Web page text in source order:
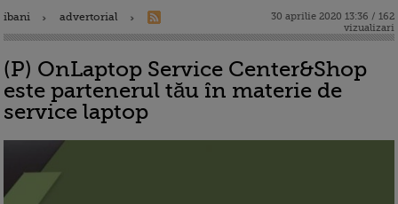
ibani advertorial
30 aprilie 2020 13:36 / 162
vizualizari
(P) OnLaptop Service Center&Shop
este partenerul tău în materie de
service laptop